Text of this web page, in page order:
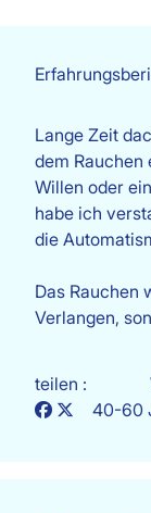
Lange Zeit
dem
Willen oder
habe ich
die
Das Rauchen
Verlangen,
teilen :
40-60